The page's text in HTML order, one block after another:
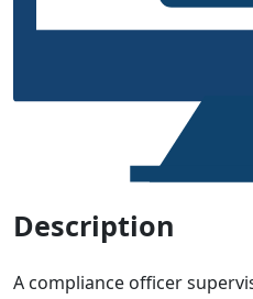
Description
A compliance officer